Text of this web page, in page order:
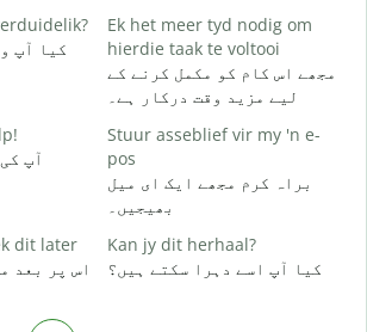
کیا آپ
Ek het meer tyd nodig om
hierdie taak te voltooi
مجھے اس کام کو مکمل کرنے کے
لیے مزید وقت درکار ہے۔
آپ
Stuur asseblief vir my 'n e-
pos
براہ کرم مجھے ایک ای میل
بھیجیں۔
dit later
اس پر بعد
Kan jy dit herhaal?
کیا آپ اسے دہرا سکتے ہیں؟